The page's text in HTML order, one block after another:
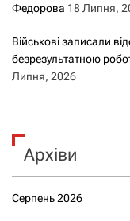
Федорова 18 Липня,
Військові записали
безрезультатною
Липня, 2026
Архіви
Серпень 2026